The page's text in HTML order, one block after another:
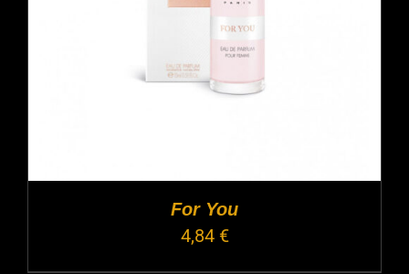
For You
4,84 €